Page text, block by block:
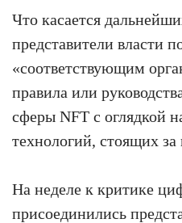
Что касается
представители власти
«соответствующим
правила или
сферы NFT с оглядкой
технологий, стоящих за
На неделе к критике
присоединились